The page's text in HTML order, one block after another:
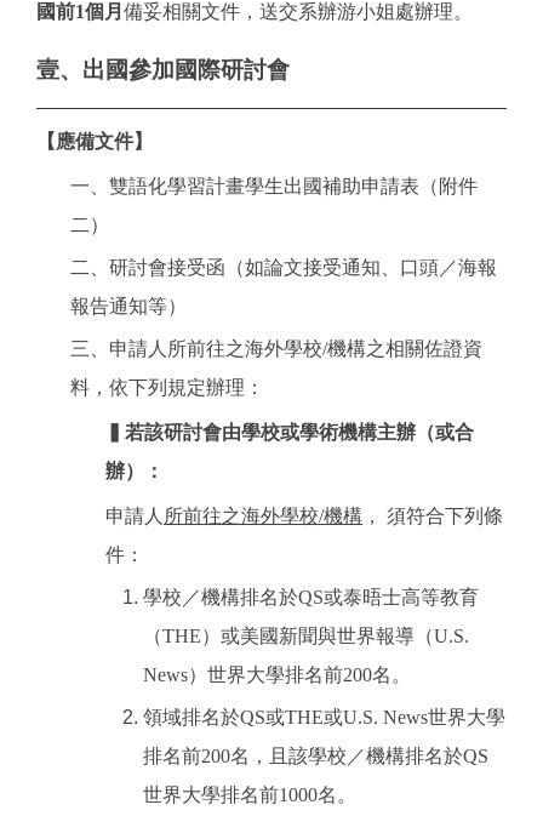
國前1個月 備妥相關文件，送交系辦游小姐處辦理。
壹、出國參加國際研討會
【應備文件】
一、雙語化學習計畫學生出國補助申請表（附件
二）
二、研討會接受函（如論文接受通知、口頭／海報
報告通知等）
三、申請人所前往之海外學校/機構之相關佐證資
料，依下列規定辦理：
▍若該研討會由學校或學術機構主辦（或合
辦）：
申請人 所前往之海外學校/機構 ， 須符合下列條
件：
學校／機構排名於QS或泰晤士高等教育
（THE）或美國新聞與世界報導（U.S.
News）世界大學排名前200名。
領域排名於QS或THE或U.S. News世界大學
排名前200名，且該學校／機構排名於QS
世界大學排名前1000名。